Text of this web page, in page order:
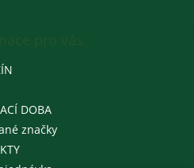
DOBA
značky